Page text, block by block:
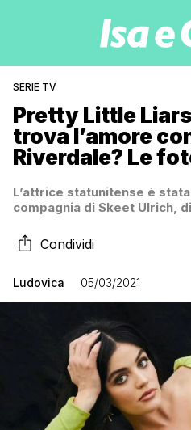
SERIE TV
Pretty Little
trova l’amore
Riverdale? Le
L’attrice statunitense è
compagnia di Skeet Ulrich,
Condividi
Ludovica 05/03/2021